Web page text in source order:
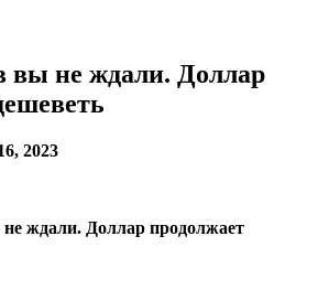
вы не ждали. Доллар
2023